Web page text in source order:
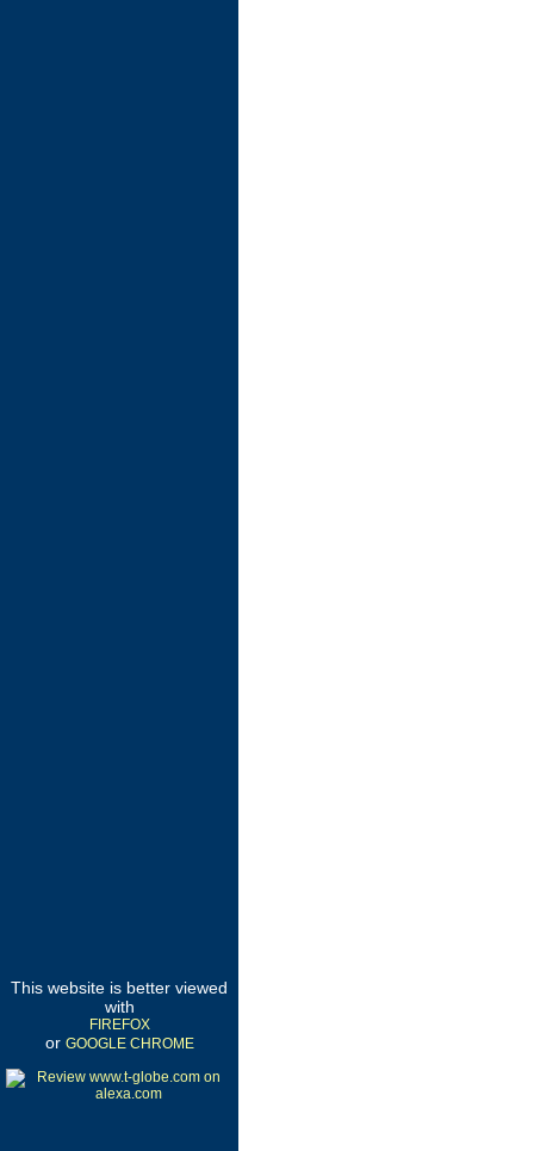
This website is better viewed
with
FIREFOX
or GOOGLE CHROME